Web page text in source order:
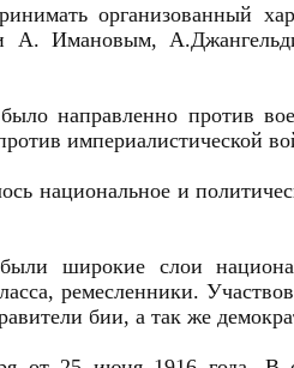
организованный
А. Имановым,
направленно против
империалистической
национальное и
широкие слои
ремесленники.
бии, а так же